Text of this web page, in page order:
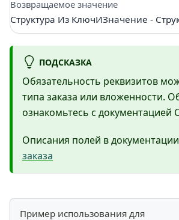
Возвращаемое значение
Структура Из КлючИЗначение -
ПОДСКАЗКА
Обязательность реквизитов
типа заказа или вложенности.
ознакомьтесь с документацией
Описания полей в
заказа
Пример использования для